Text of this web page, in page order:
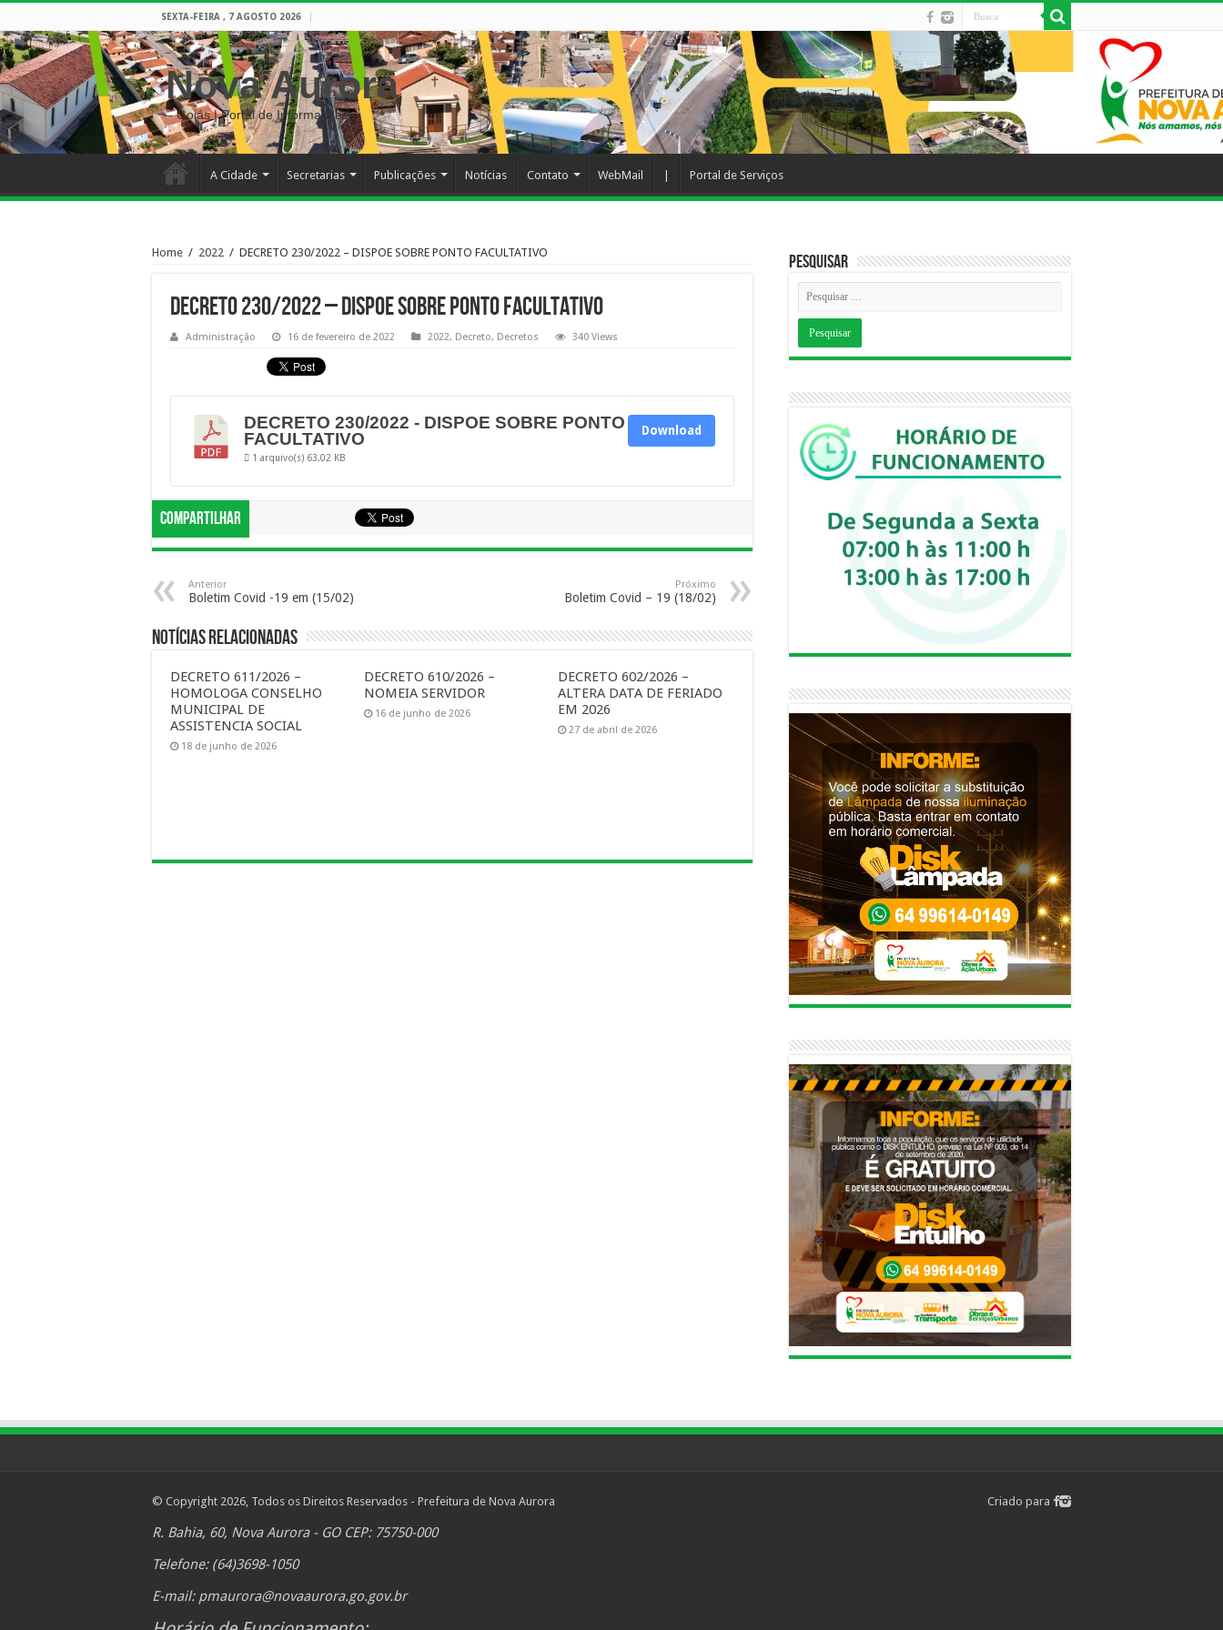
SEXTA-FEIRA , 7 AGOSTO 2026
Nova Aurora
– Goiás | Portal de Informações
A Cidade Secretarias Publicações Notícias Contato WebMail Portal de Serviços
Home / 2022 / DECRETO 230/2022 – DISPOE SOBRE PONTO FACULTATIVO
DECRETO 230/2022 – DISPOE SOBRE PONTO FACULTATIVO
Administração 16 de fevereiro de 2022 2022, Decreto, Decretos 340 Views
DECRETO 230/2022 - DISPOE SOBRE PONTO
FACULTATIVO
1 arquivo(s) 63.02 KB
Download
Compartilhar
Anterior
Boletim Covid -19 em (15/02)
Próximo
Boletim Covid – 19 (18/02)
Notícias Relacionadas
DECRETO 611/2026 –
HOMOLOGA CONSELHO
MUNICIPAL DE
ASSISTENCIA SOCIAL
18 de junho de 2026
DECRETO 610/2026 –
NOMEIA SERVIDOR
16 de junho de 2026
DECRETO 602/2026 –
ALTERA DATA DE FERIADO
EM 2026
27 de abril de 2026
Pesquisar
Criado para
© Copyright 2026, Todos os Direitos Reservados - Prefeitura de Nova Aurora
R. Bahia, 60, Nova Aurora - GO CEP: 75750-000
Telefone: (64)3698-1050
E-mail: pmaurora@novaaurora.go.gov.br